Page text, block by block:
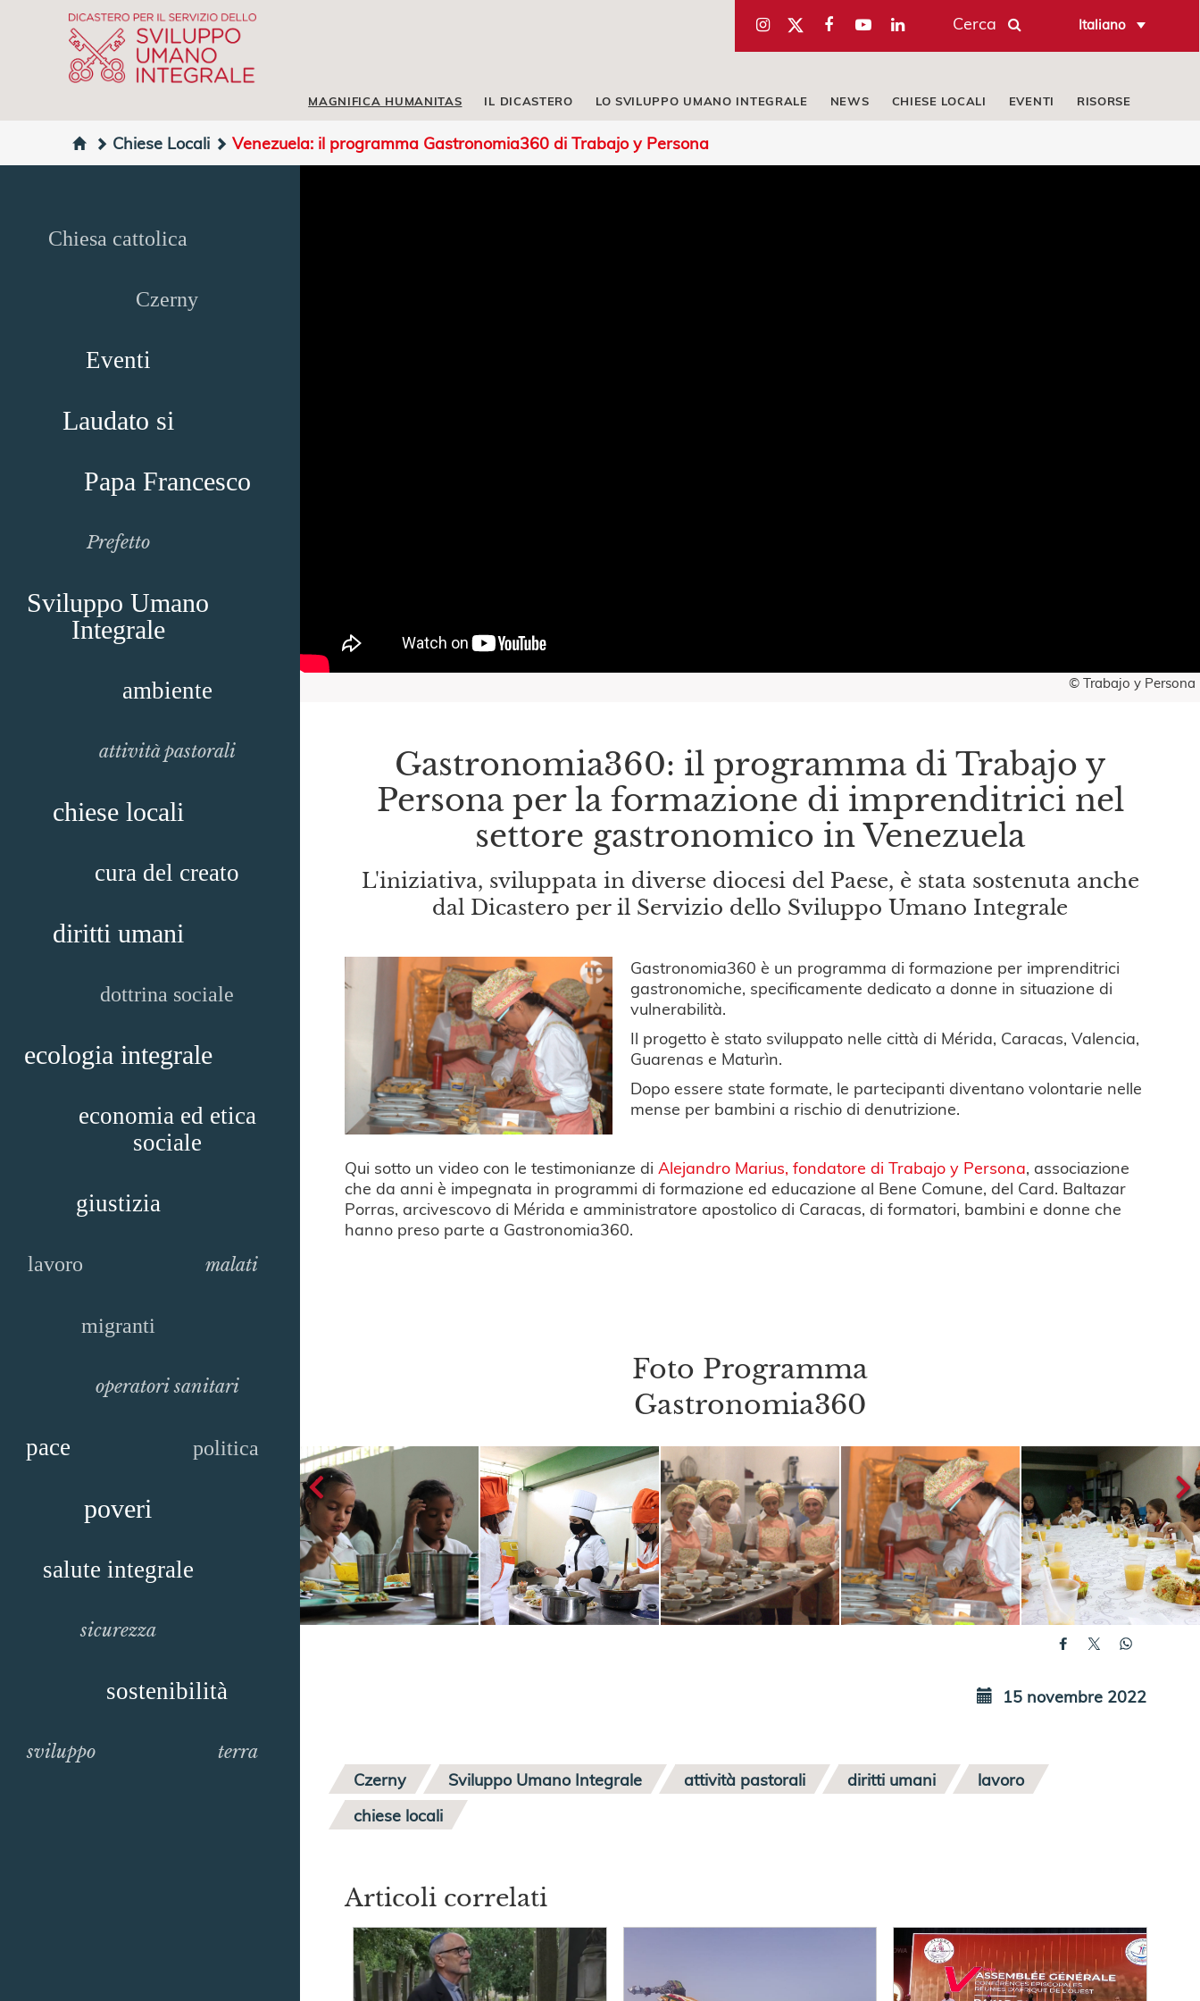
Cerca Italiano
MAGNIFICA HUMANITAS IL DICASTERO LO SVILUPPO UMANO INTEGRALE NEWS CHIESE LOCALI EVENTI RISORSE
Chiese Locali Venezuela: il programma Gastronomia360 di Trabajo y Persona
Chiesa cattolica
Czerny
Eventi
Laudato si
Papa Francesco
Prefetto
Sviluppo Umano
Integrale
ambiente
attività pastorali
chiese locali
cura del creato
diritti umani
dottrina sociale
ecologia integrale
economia ed etica
sociale
giustizia
lavoro malati
migranti
operatori sanitari
pace politica
poveri
salute integrale
sicurezza
sostenibilità
sviluppo terra
© Trabajo y Persona
Gastronomia360: il programma di Trabajo y
Persona per la formazione di imprenditrici nel
settore gastronomico in Venezuela
L'iniziativa, sviluppata in diverse diocesi del Paese, è stata sostenuta anche
dal Dicastero per il Servizio dello Sviluppo Umano Integrale
Gastronomia360 è un programma di formazione per imprenditrici
gastronomiche, specificamente dedicato a donne in situazione di
vulnerabilità.
Il progetto è stato sviluppato nelle città di Mérida, Caracas, Valencia,
Guarenas e Maturìn.
Dopo essere state formate, le partecipanti diventano volontarie nelle
mense per bambini a rischio di denutrizione.
Qui sotto un video con le testimonianze di Alejandro Marius, fondatore di Trabajo y Persona, associazione
che da anni è impegnata in programmi di formazione ed educazione al Bene Comune, del Card. Baltazar
Porras, arcivescovo di Mérida e amministratore apostolico di Caracas, di formatori, bambini e donne che
hanno preso parte a Gastronomia360.
Foto Programma
Gastronomia360
15 novembre 2022
Czerny Sviluppo Umano Integrale attività pastorali diritti umani
lavoro
chiese locali
Articoli correlati